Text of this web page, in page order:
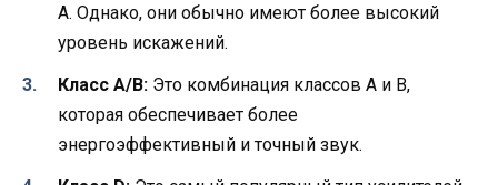
А. Однако, они обычно имеют более высокий
уровень искажений.
Класс А/В: Это комбинация классов А и В,
которая обеспечивает более
энергоэффективный и точный звук.